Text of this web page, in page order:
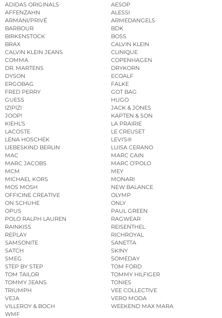
ADIDAS ORIGINALS
AESOP
AFFENZAHN
ALESSI
ARMANI/PRIVÉ
ARMEDANGELS
BARBOUR
BDK
BIRKENSTOCK
BOSS
BRAX
CALVIN KLEIN
CALVIN KLEIN JEANS
CLINIQUE
COMMA
COPENHAGEN
DR. MARTENS
DRYKORN
DYSON
ECOALF
ERGOBAG
FALKE
FRED PERRY
GOT BAG
GUESS
HUGO
IZIPIZI
JACK & JONES
JOOP!
KAPTEN & SON
KIEHL’S
LA PRAIRIE
LACOSTE
LE CREUSET
LENA HOSCHEK
LEVI’S®
LIEBESKIND BERLIN
LUISA CERANO
MAC
MARC CAIN
MARC JACOBS
MARC O’POLO
MCM
MEY
MICHAEL KORS
MONARI
MOS MOSH
NEW BALANCE
OFFICINE CREATIVE
OLYMP
ON SCHUHE
ONLY
OPUS
PAUL GREEN
POLO RALPH LAUREN
RAGWEAR
RAINKISS
REISENTHEL
REPLAY
RICHROYAL
SAMSONITE
SANETTA
SATCH
SKINY
SMEG
SOMEDAY
STEP BY STEP
TOM FORD
TOM TAILOR
TOMMY HILFIGER
TOMMY JEANS
TONIES
TRIUMPH
VEE COLLECTIVE
VEJA
VERO MODA
VILLEROY & BOCH
WEEKEND MAX MARA
WMF